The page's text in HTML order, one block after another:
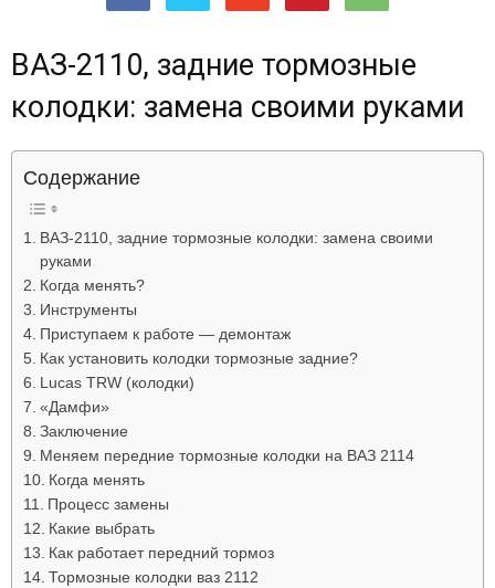
автомобилях
ВАЗ-2110, задние тормозные
колодки: замена своими руками
Содержание
ВАЗ-2110, задние тормозные колодки: замена своими
руками
Когда менять?
Инструменты
Приступаем к работе — демонтаж
Как установить колодки тормозные задние?
Lucas TRW (колодки)
«Дамфи»
Заключение
Меняем передние тормозные колодки на ВАЗ 2114
Когда менять
Процесс замены
Какие выбрать
Как работает передний тормоз
Тормозные колодки ваз 2112